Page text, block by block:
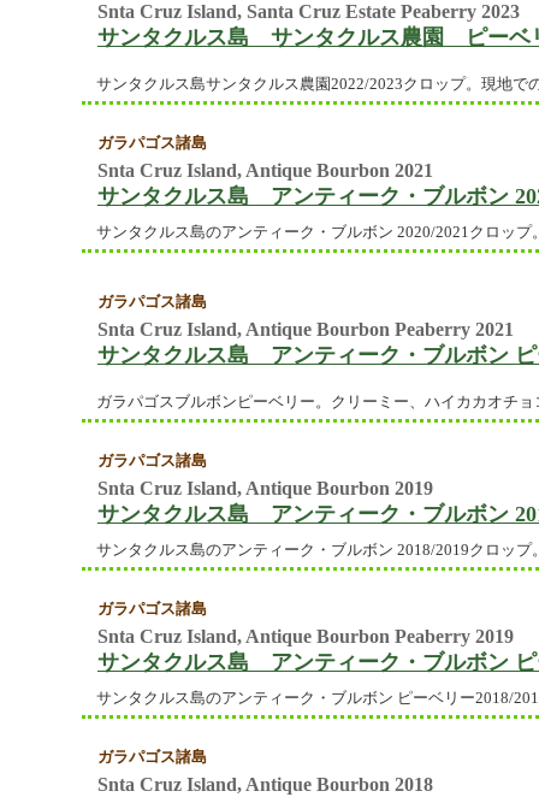
Snta Cruz Island, Santa Cruz Estate Peaberry 2023
サンタクルス島 サンタクルス農園 ピーベ
サンタクルス島サンタクルス農園2022/2023クロップ。現地
ガラパゴス諸島
Snta Cruz Island, Antique Bourbon 2021
サンタクルス島 アンティーク・ブルボン
サンタクルス島のアンティーク・ブルボン 2020/2021クロッ
ガラパゴス諸島
Snta Cruz Island, Antique Bourbon Peaberry 2021
サンタクルス島 アンティーク・ブルボン ピ
ガラパゴスブルボンピーベリー。クリーミー、ハイカカオチ
ガラパゴス諸島
Snta Cruz Island, Antique Bourbon 2019
サンタクルス島 アンティーク・ブルボン
サンタクルス島のアンティーク・ブルボン 2018/2019クロップ
ガラパゴス諸島
Snta Cruz Island, Antique Bourbon Peaberry 2019
サンタクルス島 アンティーク・ブルボン ピ
サンタクルス島のアンティーク・ブルボン ピーベリー2018/
ガラパゴス諸島
Snta Cruz Island, Antique Bourbon 2018